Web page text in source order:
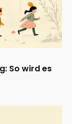
So wird es